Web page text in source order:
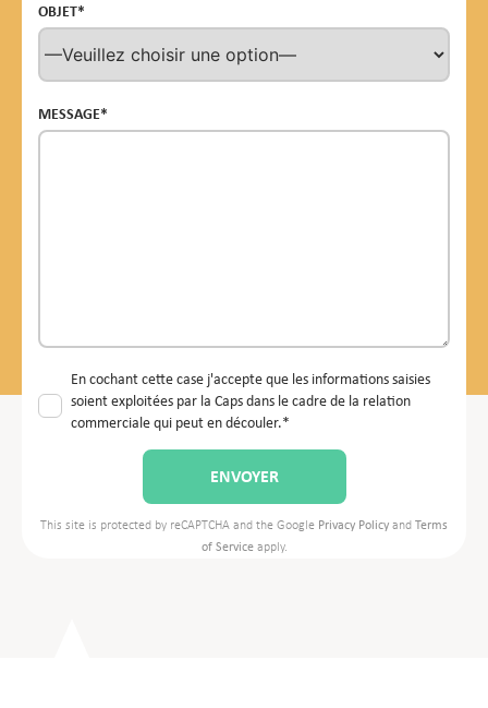
OBJET*
MESSAGE*
En cochant cette case j'accepte que les informations saisies
soient exploitées par la Caps dans le cadre de la relation
commerciale qui peut en découler.*
This site is protected by reCAPTCHA and the Google Privacy Policy and Terms
of Serviceapply.